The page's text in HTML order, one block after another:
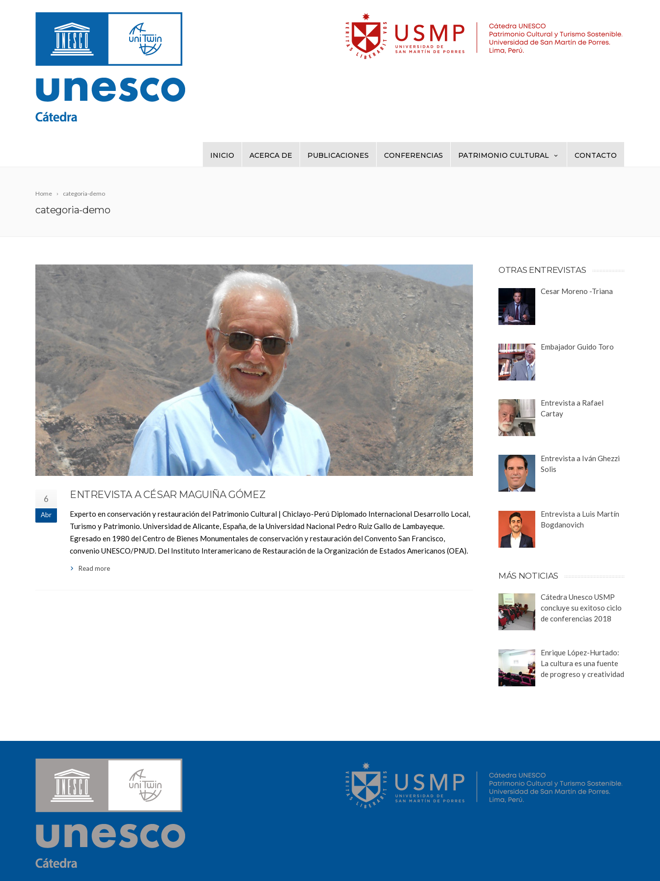
INICIO ACERCA DE PUBLICACIONES CONFERENCIAS PATRIMONIO CULTURAL CONTACTO
Home categoria-demo
categoria-demo
6
Abr
ENTREVISTA A CÉSAR MAGUIÑA GÓMEZ
Experto en conservación y restauración del Patrimonio Cultural | Chiclayo-Perú Diplomado Internacional Desarrollo Local,
Turismo y Patrimonio. Universidad de Alicante, España, de la Universidad Nacional Pedro Ruiz Gallo de Lambayeque.
Egresado en 1980 del Centro de Bienes Monumentales de conservación y restauración del Convento San Francisco,
convenio UNESCO/PNUD. Del Instituto Interamericano de Restauración de la Organización de Estados Americanos (OEA).
Read more
OTRAS ENTREVISTAS
Cesar Moreno -Triana
Embajador Guido Toro
Entrevista a Rafael
Cartay
Entrevista a Iván Ghezzi
Solis
Entrevista a Luis Martín
Bogdanovich
MÁS NOTICIAS
Cátedra Unesco USMP
concluye su exitoso ciclo
de conferencias 2018
Enrique López-Hurtado:
La cultura es una fuente
de progreso y creatividad